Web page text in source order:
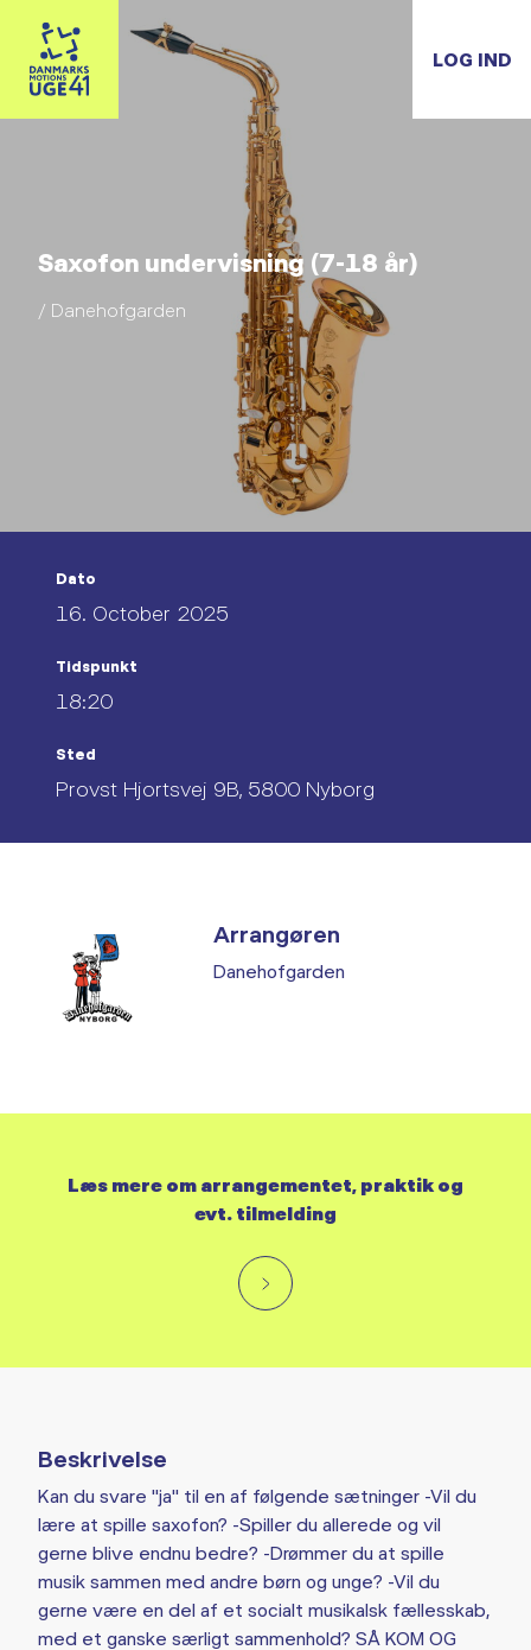
LOG IND
Saxofon undervisning (7-18 år)
/ Danehofgarden
Dato
16. October 2025
Tidspunkt
18:20
Sted
Provst Hjortsvej 9B, 5800 Nyborg
Beskrivelse
Kan du svare "ja" til en af følgende sætninger -Vil du
lære at spille saxofon? -Spiller du allerede og vil
gerne blive endnu bedre? -Drømmer du at spille
musik sammen med andre børn og unge? -Vil du
gerne være en del af et socialt musikalsk fællesskab,
med et ganske særligt sammenhold? SÅ KOM OG
Arrangøren
Danehofgarden
Læs mere om arrangementet, praktik og
evt. tilmelding